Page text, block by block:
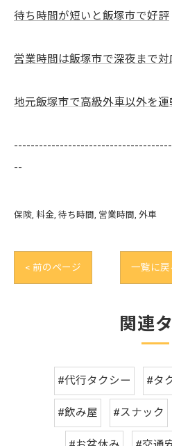
待ち時間が短いと飯塚市で好評
営業時間は飯塚市で深夜まで対
地元飯塚市で高級外車以外を運
--
保険 料金 待ち時間 営業時間 外車
< 前のページ 一覧に戻
関連
#代行タクシー #タ
#飲み屋 #スナック